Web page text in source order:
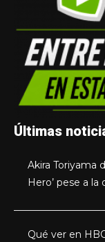
Últimas
Akira Toriyama
Hero’ pese a
Qué ver en